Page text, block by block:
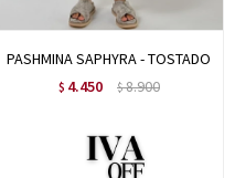
PASHMINA SAPHYRA - TOSTADO
$ 4.450 $8.900